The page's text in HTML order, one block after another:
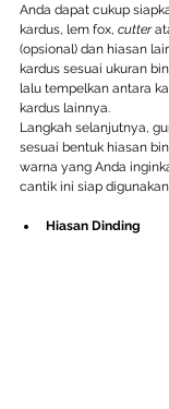
Anda dapat cukup
kardus, lem fox, cutter
(opsional) dan hiasan
kardus sesuai ukuran
lalu tempelkan antara
kardus lainnya.
Langkah selanjutnya,
sesuai bentuk hiasan
warna yang Anda
cantik ini siap
Hiasan Dinding